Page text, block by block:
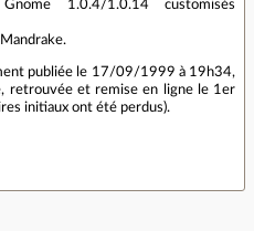
1.0.4/1.0.14 customisés
publiée le 17/09/1999 à 19h34,
retrouvée et remise en ligne le 1er
initiaux ont été perdus).